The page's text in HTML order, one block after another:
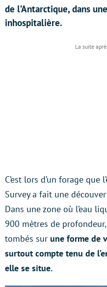
de l’Antarctique, dans
inhospitalière.
C’est lors d’un forage
Survey a fait une
Dans une zone où l’eau
900 mètres de
tombés sur une forme de
surtout compte tenu de
elle se situe.